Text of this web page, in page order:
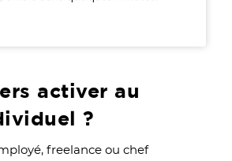
activer au
?
freelance ou chef